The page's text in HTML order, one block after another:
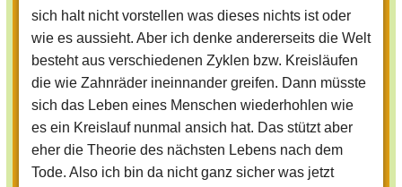
sich halt nicht vorstellen was dieses nichts ist oder
wie es aussieht. Aber ich denke andererseits die Welt
besteht aus verschiedenen Zyklen bzw. Kreisläufen
die wie Zahnräder ineinnander greifen. Dann müsste
sich das Leben eines Menschen wiederhohlen wie
es ein Kreislauf nunmal ansich hat. Das stützt aber
eher die Theorie des nächsten Lebens nach dem
Tode. Also ich bin da nicht ganz sicher was jetzt